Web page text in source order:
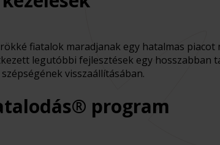
fiatalok maradjanak egy hatalmas
legutóbbi fejlesztések egy
visszaállításában.
program